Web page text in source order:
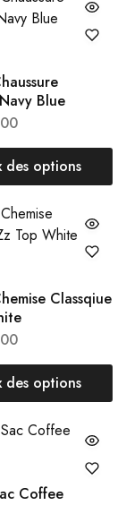
Blue
des options
Classqiue
des options
Coffee